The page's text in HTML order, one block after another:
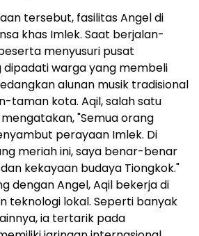
tersebut, fasilitas Angel di
khas Imlek. Saat berjalan-
menyusuri pusat
warga yang membeli
alunan musik tradisional
taman kota. Aqil, salah satu
"Semua orang
perayaan Imlek. Di
meriah ini, saya benar-benar
kekayaan budaya Tiongkok."
dengan Angel, Aqil bekerja di
teknologi lokal. Seperti banyak
ia tertarik pada